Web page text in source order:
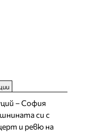
– София
си с
и ревю на